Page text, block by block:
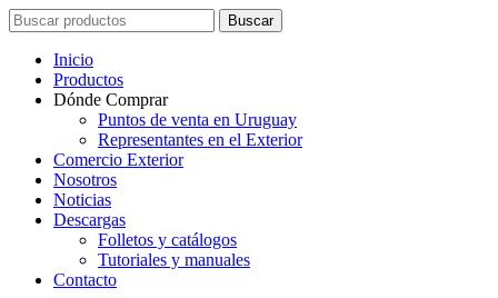
Search
for:
Buscar
Inicio
Productos
Dónde Comprar
Puntos de venta en Uruguay
Representantes en el Exterior
Comercio Exterior
Nosotros
Noticias
Descargas
Folletos y catálogos
Tutoriales y manuales
Contacto